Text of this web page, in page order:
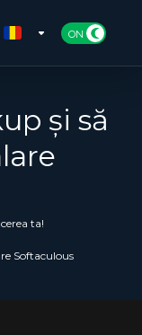
și să
ta!
Softaculous